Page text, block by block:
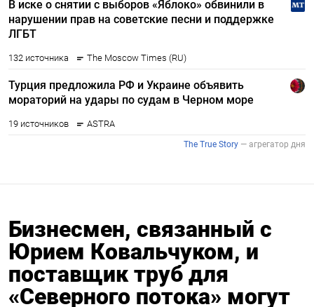
Бизнесмен, связанный с
Юрием Ковальчуком, и
поставщик труб для
«Северного потока» могут